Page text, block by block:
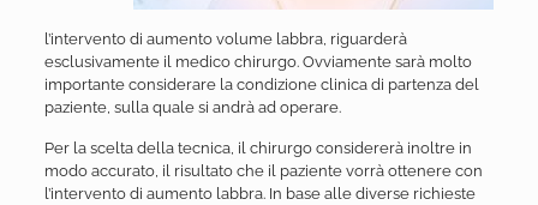
l’intervento di aumento volume labbra, riguarderà
esclusivamente il medico chirurgo. Ovviamente sarà molto
importante considerare la condizione clinica di partenza del
paziente, sulla quale si andrà ad operare.
Per la scelta della tecnica, il chirurgo considererà inoltre in
modo accurato, il risultato che il paziente vorrà ottenere con
l’intervento di aumento labbra. In base alle diverse richieste